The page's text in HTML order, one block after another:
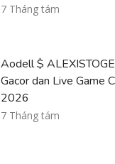
7 Tháng tám
Aodell $
Gacor dan Live Game
2026
7 Tháng tám